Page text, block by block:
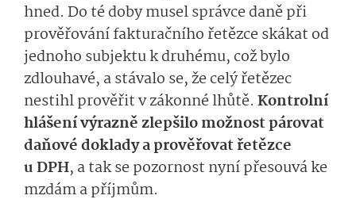
hned. Do té doby musel správce daně při
prověřování fakturačního řetězce skákat od
jednoho subjektu k druhému, což bylo
zdlouhavé, a stávalo se, že celý řetězec
nestihl prověřit v zákonné lhůtě. Kontrolní
hlášení výrazně zlepšilo možnost párovat
daňové doklady a prověřovat řetězce
u DPH, a tak se pozornost nyní přesouvá ke
mzdám a příjmům.